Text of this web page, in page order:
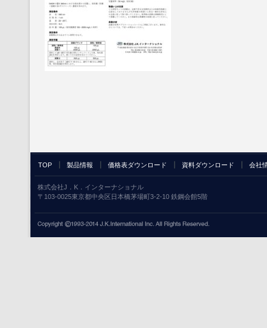
TOP 製品情報 価格表ダウンロード 資料ダウンロード 会社
株式会社J．K．インターナショナル
〒103-0025東京都中央区日本橋茅場町3-2-10 鉄鋼会館5階